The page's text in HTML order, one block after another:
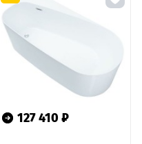
127 410 ₽